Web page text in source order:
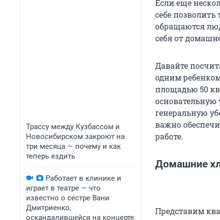
Трассу между Кузбассом и
Новосибирском закроют на
три месяца — почему и как
теперь ездить
Работает в клинике и
играет в театре — что
известно о сестре Вани
Дмитриенко,
оскандалившейся на концерте
Если еще
себе
обращаются
себя от
Давайте
одним
площадью 50
основательную
генеральную
важно
работе.
Домашние
Представим